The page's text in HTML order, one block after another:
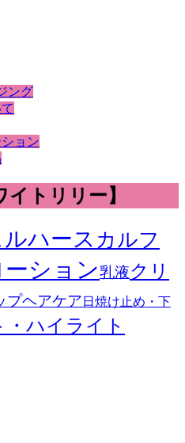
ング
ョン
トリリー】
ハース カルフ
ーション乳液クリ
プヘアケア 日焼け止め・下
ハイライト